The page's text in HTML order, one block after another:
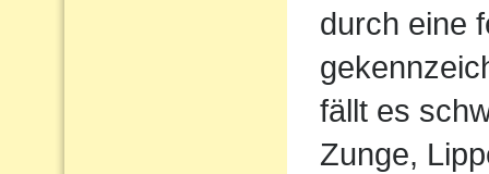
durch eine
fällt es
Zunge,